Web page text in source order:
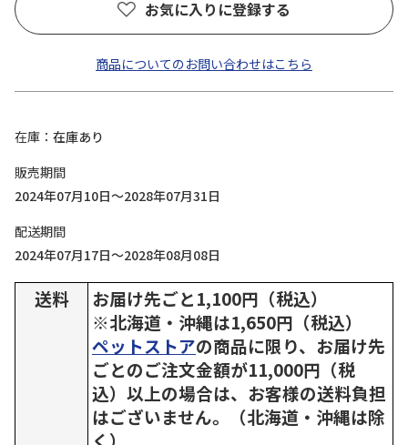
お気に入りに登録する
商品についてのお問い合わせはこちら
在庫
在庫あり
販売期間
2024年07月10日～2028年07月31日
配送期間
2024年07月17日～2028年08月08日
送料
お届け先ごと1,100円（税込）
※北海道・沖縄は1,650円（税込）
ペットストアの商品に限り、お届け先
ごとのご注文金額が11,000円（税
込）以上の場合は、お客様の送料負担
はございません。（北海道・沖縄は除
く）